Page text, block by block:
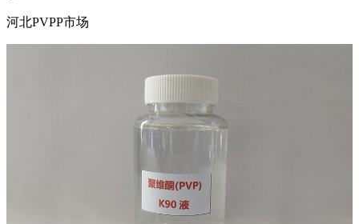
河北PVPP市场